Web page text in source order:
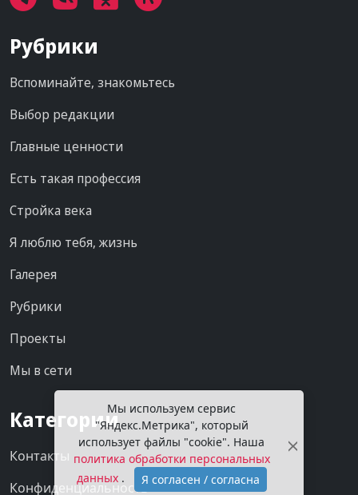
Рубрики
Вспоминайте, знакомьтесь
Выбор редакции
Главные ценности
Есть такая профессия
Стройка века
Я люблю тебя, жизнь
Галерея
Рубрики
Проекты
Мы в сети
Категории
Контакты
Конфиденциальность
Мы используем сервис
"Яндекс.Метрика", который
использует файлы "cookie". Наша
политика обработки персональных
данных . Я согласен / согласна